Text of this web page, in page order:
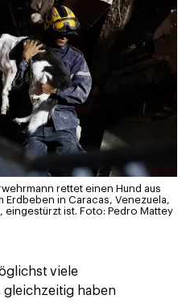
rettet einen Hund aus
Erdbeben in Caracas, Venezuela,
eingestürzt ist. Foto: Pedro Mattey
viele
gleichzeitig haben